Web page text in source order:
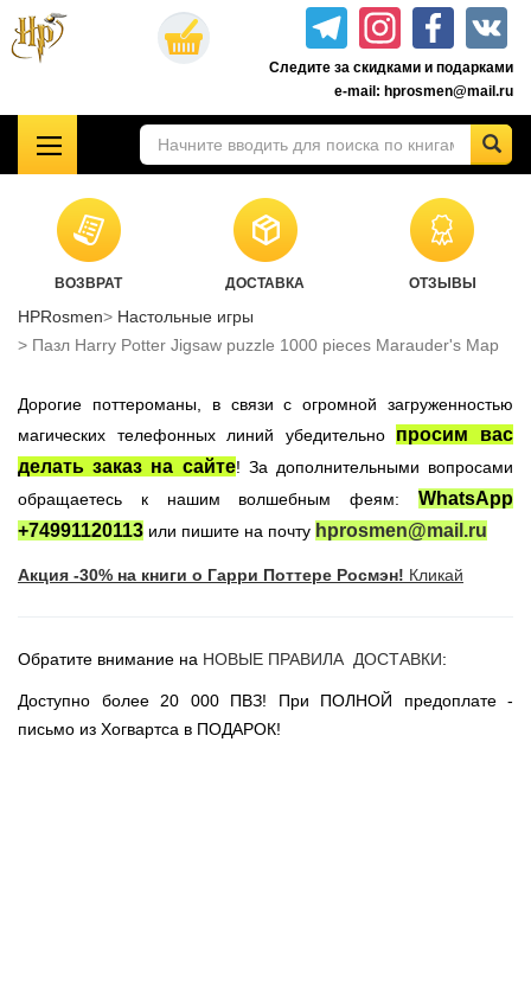
Перейти
Следите за скидками и подарками
e-mail: hprosmen@mail.ru
Комплекты книг о Гарри Поттере
Акционные товары к комплекту 7 книг Росмэн
Гарри Поттер на английском
Настольные игры
Атрибутика Гарри Поттер
Одежда Гарри Поттер
Сладости Jelly Belly
НОВИНКИ САЙТА
Вселенная DC
ВОЗВРАТ ДОСТАВКА ОТЗЫВЫ
HPRosmen
Настольные игры
Пазл Harry Potter Jigsaw puzzle 1000 pieces Marauder's Map
Дорогие поттероманы, в связи с огромной загруженностью
магических телефонных линий убедительно просим вас
делать заказ на сайте! За дополнительными вопросами
обращаетесь к нашим волшебным феям:
WhatsApp
+74991120113 или пишите на почту hprosmen@mail.ru
Акция -30% на книги о Гарри Поттере Росмэн! Кликай
Обратите внимание на НОВЫЕ ПРАВИЛА ДОСТАВКИ:
Доступно более 20 000 ПВЗ! При ПОЛНОЙ предоплате -
письмо из Хогвартса в ПОДАРОК!